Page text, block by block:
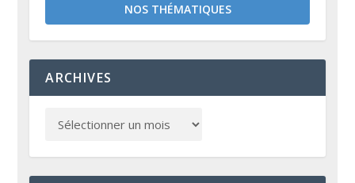
NOS THÉMATIQUES
ARCHIVES